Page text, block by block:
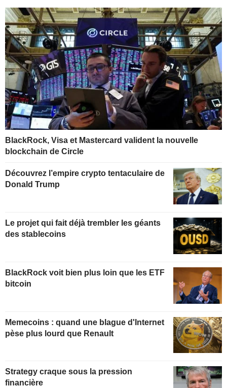
BlackRock, Visa et Mastercard valident la nouvelle
blockchain de Circle
Découvrez l’empire crypto tentaculaire de
Donald Trump
Le projet qui fait déjà trembler les géants
des stablecoins
BlackRock voit bien plus loin que les ETF
bitcoin
Memecoins : quand une blague d'Internet
pèse plus lourd que Renault
Strategy craque sous la pression
financière